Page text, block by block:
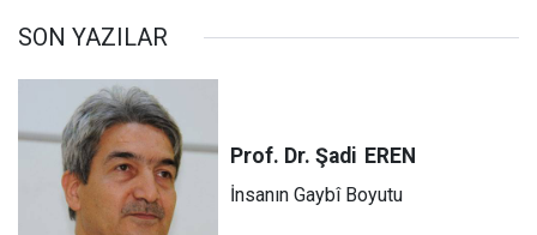
SON YAZILAR
Prof. Dr. Şadi EREN
İnsanın Gaybî Boyutu